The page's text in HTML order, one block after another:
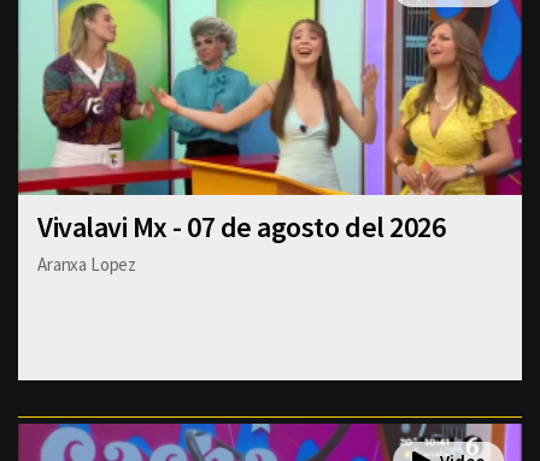
Vivalavi Mx - 07 de agosto del 2026
Aranxa Lopez